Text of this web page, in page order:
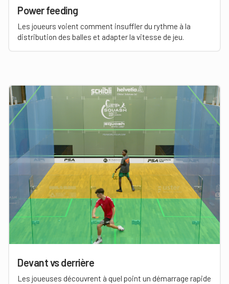
Power feeding
Les joueurs voient comment insuffler du rythme à la
distribution des balles et adapter la vitesse de jeu.
Devant vs derrière
Les joueuses découvrent à quel point un démarrage rapide